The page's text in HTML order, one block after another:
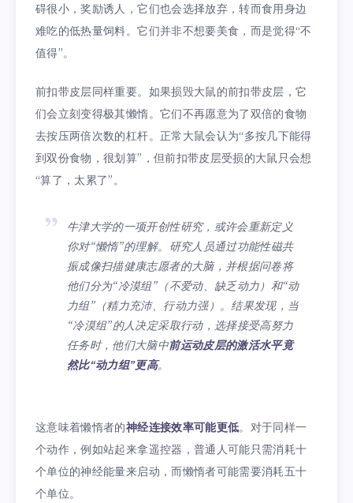
碍很小，奖励诱人，它们也会选择放弃，转而食用身边
难吃的低热量饲料。它们并非不想要美食，而是觉得“不
值得”。
前扣带皮层同样重要。如果损毁大鼠的前扣带皮层，它
们会立刻变得极其懒惰。它们不再愿意为了双倍的食物
去按压两倍次数的杠杆。正常大鼠会认为“多按几下能得
到双份食物，很划算”，但前扣带皮层受损的大鼠只会想
“算了，太累了”。
牛津大学的一项开创性研究，或许会重新定义
你对“懒惰”的理解。研究人员通过功能性磁共
振成像扫描健康志愿者的大脑，并根据问卷将
他们分为“冷漠组”（不爱动、缺乏动力）和“动
力组”（精力充沛、行动力强）。结果发现，当
“冷漠组”的人决定采取行动，选择接受高努力
任务时，他们大脑中前运动皮层的激活水平竟
然比“动力组”更高。
这意味着懒惰者的神经连接效率可能更低。对于同样一
个动作，例如站起来拿遥控器，普通人可能只需消耗十
个单位的神经能量来启动，而懒惰者可能需要消耗五十
个单位。